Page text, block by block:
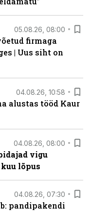
05.08.26, 08:00
firmaga
| Uus siht on
04.08.26, 10:58
alustas tööd Kaur
04.08.26, 08:00
vigu
lõpus
04.08.26, 07:30
pandipakendi